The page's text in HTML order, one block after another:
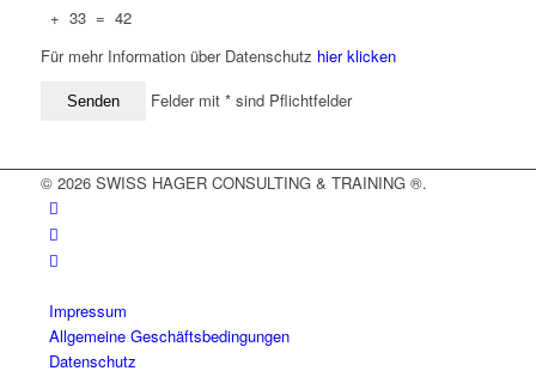
+ 33 = 42
Für mehr Information über Datenschutz hier klicken
Felder mit * sind Pflichtfelder
© 2026 SWISS HAGER CONSULTING & TRAINING ®.
Impressum
Allgemeine Geschäftsbedingungen
Datenschutz